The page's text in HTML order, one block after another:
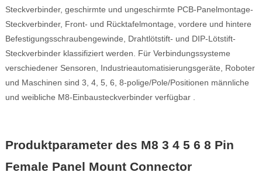
Steckverbinder, geschirmte und ungeschirmte PCB-Panelmontage-
Steckverbinder, Front- und Rücktafelmontage, vordere und hintere
Befestigungsschraubengewinde, Drahtlötstift- und DIP-Lötstift-
Steckverbinder klassifiziert werden. Für Verbindungssysteme
verschiedener Sensoren, Industrieautomatisierungsgeräte, Roboter
und Maschinen sind 3, 4, 5, 6, 8-polige/Pole/Positionen männliche
und weibliche M8-Einbausteckverbinder verfügbar.
Produktparameter des M8 3 4 5 6 8 Pin
Female Panel Mount Connector